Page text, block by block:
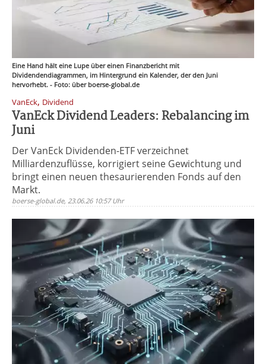
Eine Hand hält eine Lupe über einen Finanzbericht mit
Dividendendiagrammen, im Hintergrund ein Kalender, der den Juni
hervorhebt. - Foto: über boerse-global.de
VanEck, Dividend
VanEck Dividend Leaders: Rebalancing im
Juni
Der VanEck Dividenden-ETF verzeichnet
Milliardenzuflüsse, korrigiert seine Gewichtung und
bringt einen neuen thesaurierenden Fonds auf den
Markt.
boerse-global.de, 23.06.26 10:57 Uhr